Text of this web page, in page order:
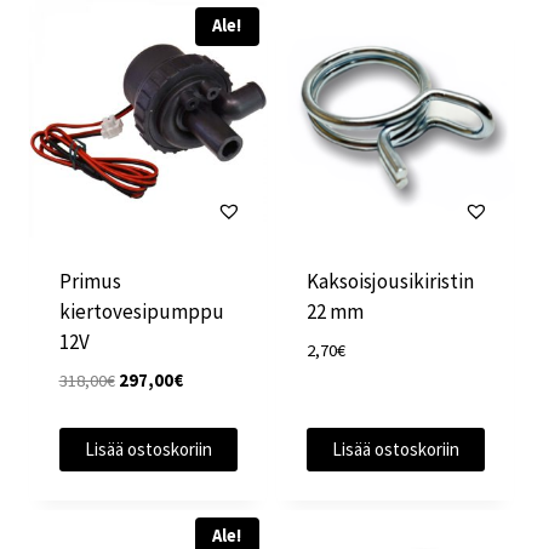
Ale!
Primus
kiertovesipumppu
12V
318,00€ Alkuperäinen
oli:
318,00€.
297,00€Nykyinen
on:
297,00€.
Lisää ostoskoriin
Kaksoisjousikiristin
22 mm
2,70€
Lisää ostoskoriin
Ale!